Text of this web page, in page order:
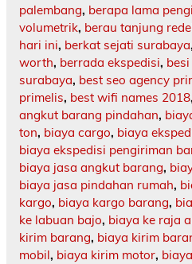
palembang, berapa lama
volumetrik, berau tanjung
hari ini, berkat sejati surabaya,
worth, berrada ekspedisi,
surabaya, best seo agency
primelis, best wifi names 2018,
angkut barang pindahan,
ton, biaya cargo, biaya
biaya ekspedisi pengiriman
biaya jasa angkut barang,
biaya jasa pindahan rumah,
kargo, biaya kargo barang,
ke labuan bajo, biaya ke raja
kirim barang, biaya kirim
mobil, biaya kirim motor,